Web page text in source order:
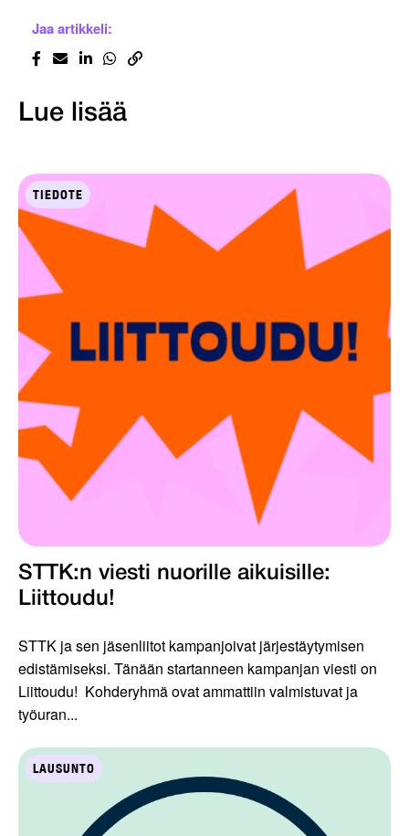
Jaa artikkeli:
Lue lisää
TIEDOTE
STTK:n viesti nuorille aikuisille:
Liittoudu!
STTK ja sen jäsenliitot kampanjoivat järjestäytymisen
edistämiseksi. Tänään startanneen kampanjan viesti on
Liittoudu! Kohderyhmä ovat ammattiin valmistuvat ja
työuran...
LAUSUNTO